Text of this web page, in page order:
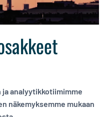
analyytikkotiimimme
näkemyksemme mukaan